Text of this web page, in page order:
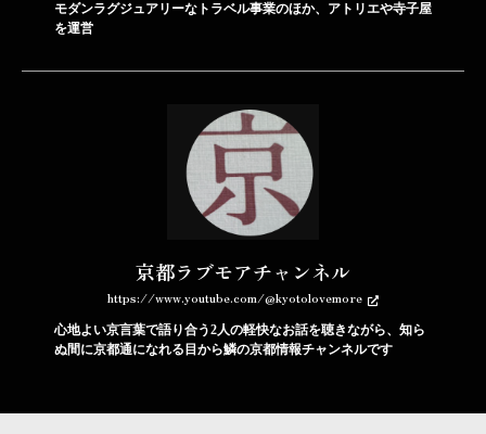
モダンラグジュアリーなトラベル事業のほか、アトリエや寺子屋
を運営
京都ラブモアチャンネル
https://www.youtube.com/@kyotolovemore
心地よい京言葉で語り合う2人の軽快なお話を聴きながら、知ら
ぬ間に京都通になれる目から鱗の京都情報チャンネルです